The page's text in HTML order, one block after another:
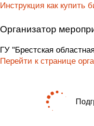
Инструкция как купить
Организатор
ГУ "Брестская
Перейти к странице